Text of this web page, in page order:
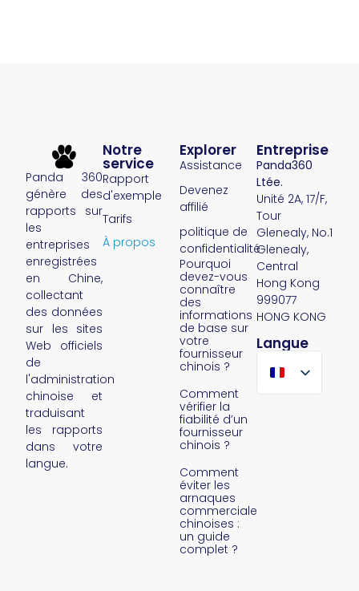
Panda 360
génère des
rapports sur
les
entreprises
enregistrées
en Chine,
collectant
des données
sur les sites
Web officiels
de
l'administration
chinoise et
traduisant
les rapports
dans votre
langue.
Notre
service
Rapport
d'exemple
Tarifs
À propos
Explorer
Assistance
Devenez
affilié
politique de
confidentialité
Pourquoi
devez-vous
connaître
des
informations
de base sur
votre
fournisseur
chinois ?
Comment
vérifier la
fiabilité d’un
fournisseur
chinois ?
Comment
éviter les
arnaques
commerciales
chinoises :
un guide
complet ?
Entreprise
Panda360
Ltée.
Unité 2A, 17/F,
Tour
Glenealy, No.1
Glenealy,
Central
Hong Kong
999077
HONG KONG
Langue